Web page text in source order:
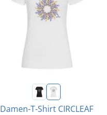
Damen-T-Shirt CIRCLEAF